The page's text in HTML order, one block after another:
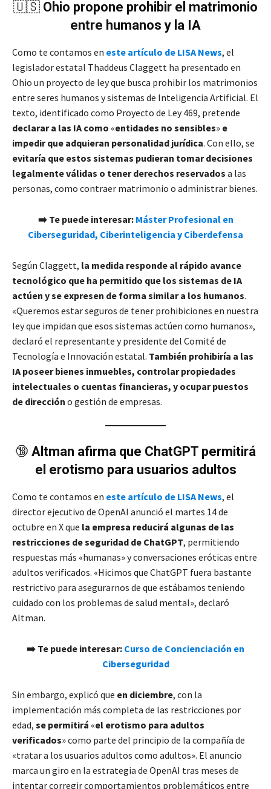
🇺🇸 Ohio propone prohibir el matrimonio
entre humanos y la IA
Como te contamos en este artículo de LISA News, el
legislador estatal Thaddeus Claggett ha presentado en
Ohio un proyecto de ley que busca prohibir los matrimonios
entre seres humanos y sistemas de Inteligencia Artificial. El
texto, identificado como Proyecto de Ley 469, pretende
declarar a las IA como «entidades no sensibles» e
impedir que adquieran personalidad jurídica. Con ello, se
evitaría que estos sistemas pudieran tomar decisiones
legalmente válidas o tener derechos reservados a las
personas, como contraer matrimonio o administrar bienes.
➡️ Te puede interesar: Máster Profesional en
Ciberseguridad, Ciberinteligencia y Ciberdefensa
Según Claggett, la medida responde al rápido avance
tecnológico que ha permitido que los sistemas de IA
actúen y se expresen de forma similar a los humanos.
«Queremos estar seguros de tener prohibiciones en nuestra
ley que impidan que esos sistemas actúen como humanos»,
declaró el representante y presidente del Comité de
Tecnología e Innovación estatal. También prohibiría a las
IA poseer bienes inmuebles, controlar propiedades
intelectuales o cuentas financieras, y ocupar puestos
de dirección o gestión de empresas.
🔞 Altman afirma que ChatGPT permitirá
el erotismo para usuarios adultos
Como te contamos en este artículo de LISA News, el
director ejecutivo de OpenAI anunció el martes 14 de
octubre en X que la empresa reducirá algunas de las
restricciones de seguridad de ChatGPT, permitiendo
respuestas más «humanas» y conversaciones eróticas entre
adultos verificados. «Hicimos que ChatGPT fuera bastante
restrictivo para asegurarnos de que estábamos teniendo
cuidado con los problemas de salud mental», declaró
Altman.
➡️ Te puede interesar: Curso de Concienciación en
Ciberseguridad
Sin embargo, explicó que en diciembre, con la
implementación más completa de las restricciones por
edad, se permitirá «el erotismo para adultos
verificados» como parte del principio de la compañía de
«tratar a los usuarios adultos como adultos». El anuncio
marca un giro en la estrategia de OpenAI tras meses de
intentar corregir comportamientos problemáticos entre